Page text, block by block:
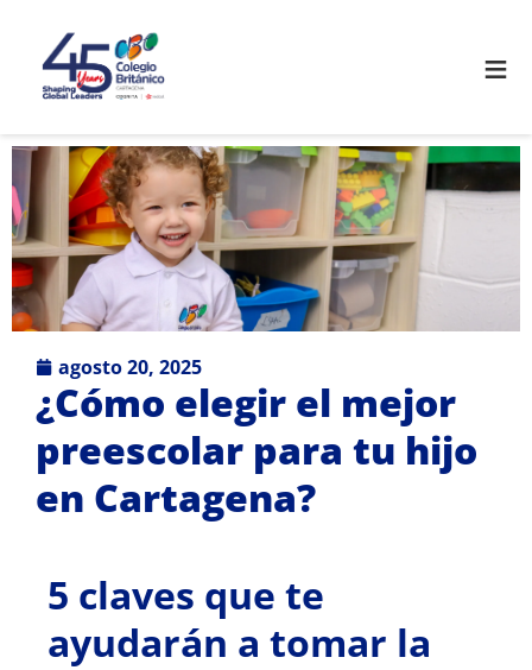
≡
agosto 20, 2025
¿Cómo elegir el mejor
preescolar para tu hijo
en Cartagena?
5 claves que te
ayudarán a tomar la